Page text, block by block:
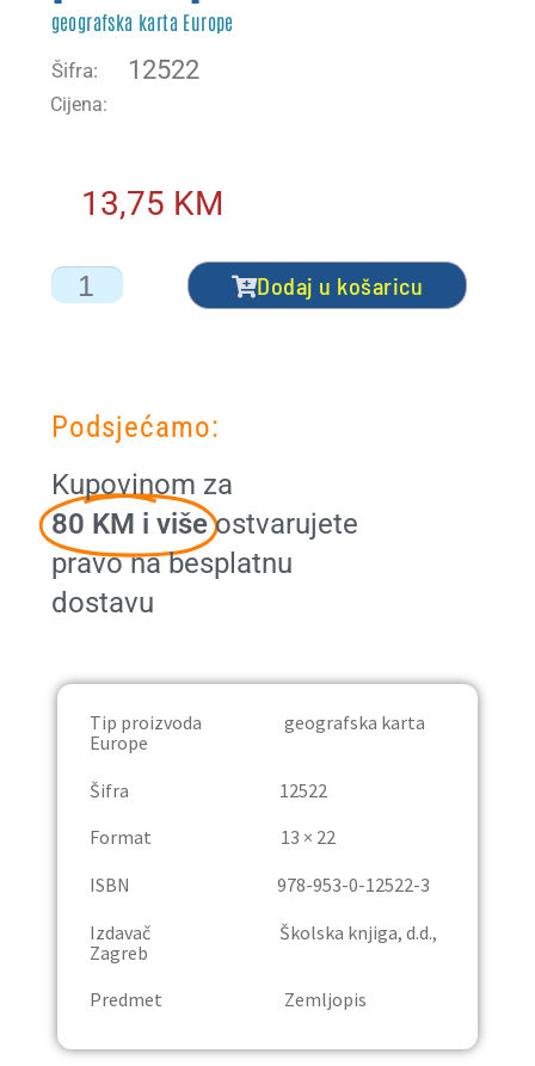
Početna – mostarski sajam 2026
Početna – NG
Početna – nova ORG
Početna orig
Portal
Publicistika
Trgovina
Udžbenici
Četvrti razred
Deveti razred
Lektira
geografska karta Europe
Šifra: 12522
Cijena:
13,75 KM
Dodaj u košaricu
Podsjećamo:
Kupovinom za
80 KM i više ostvarujete
pravo na besplatnu
dostavu
Tip proizvoda geografska karta
Europe
Šifra 12522
Format 13 × 22
ISBN 978-953-0-12522-3
Izdavač Školska knjiga, d.d.,
Zagreb
Predmet Zemljopis